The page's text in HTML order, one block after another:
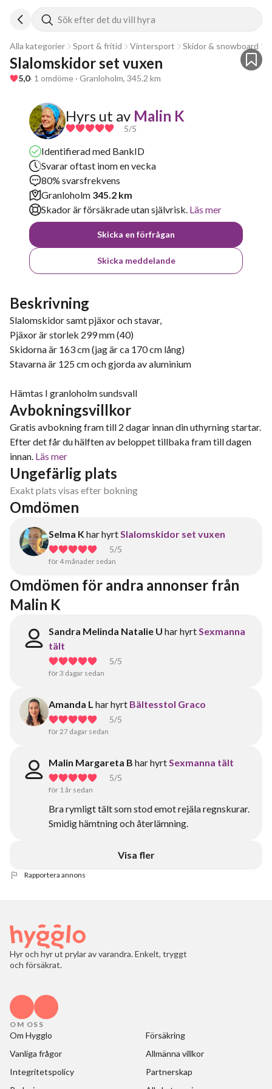
Sök efter det du vill hyra
Alla kategorier Sport & fritid Vintersport Skidor & snowboard
Slalomskidor set vuxen
5,0· 1 omdöme · Granloholm, 345.2 km
Hyrs ut av Malin K
5/5
Identifierad med BankID
Svarar oftast inom en vecka
80% svarsfrekvens
Granloholm 345.2 km
Skador är försäkrade utan självrisk. Läs mer
Skicka en förfrågan
Skicka meddelande
Beskrivning
Slalomskidor samt pjäxor och stavar,
Pjäxor är storlek 299 mm (40)
Skidorna är 163 cm (jag är ca 170 cm lång)
Stavarna är 125 cm och gjorda av aluminium
Hämtas I granloholm sundsvall
Avbokningsvillkor
Gratis avbokning fram till 2 dagar innan din uthyrning startar.
Efter det får du hälften av beloppet tillbaka fram till dagen
innan. Läs mer
Ungefärlig plats
Exakt plats visas efter bokning
Omdömen
Selma K har hyrtSlalomskidor set vuxen
5/5
för 4 månader sedan
Omdömen för andra annonser från
Malin K
Sandra Melinda Natalie U har hyrtSexmanna
tält
5/5
för 3 dagar sedan
Amanda L har hyrt Bältesstol Graco
5/5
för 27 dagar sedan
Malin Margareta B har hyrtSexmanna tält
5/5
för 1 år sedan
Bra rymligt tält som stod emot rejäla regnskurar.
Smidig hämtning och återlämning.
Visa fler
Rapportera annons
Hyr och hyr ut prylar av varandra. Enkelt, tryggt
och försäkrat.
OM OSS
Om Hygglo
Försäkring
Vanliga frågor
Allmänna villkor
Integritetspolicy
Partnerskap